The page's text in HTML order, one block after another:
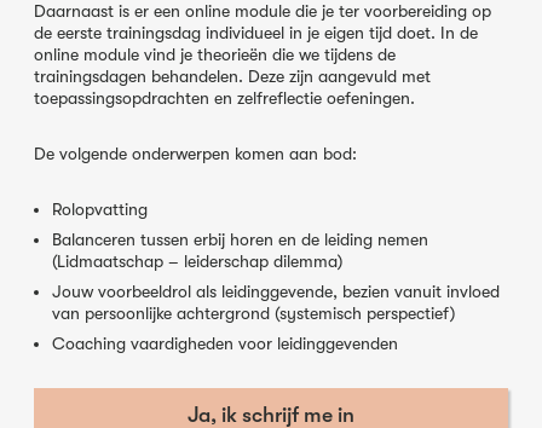
Daarnaast is er een online module die je ter voorbereiding op
de eerste trainingsdag individueel in je eigen tijd doet. In de
online module vind je theorieën die we tijdens de
trainingsdagen behandelen. Deze zijn aangevuld met
toepassingsopdrachten en zelfreflectie oefeningen.
De volgende onderwerpen komen aan bod:
Rolopvatting
Balanceren tussen erbij horen en de leiding nemen
(Lidmaatschap – leiderschap dilemma)
Jouw voorbeeldrol als leidinggevende, bezien vanuit invloed
van persoonlijke achtergrond (systemisch perspectief)
Coaching vaardigheden voor leidinggevenden
Ja, ik schrijf me in